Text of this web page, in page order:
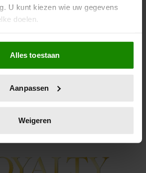
U kunt kiezen wie uw gegevens
doelen.
we ook graag:
over uw geografische
paar meter nauwkeurig kan zijn
eigenschappen (fingerprinting)
voorkeuren in het
om content en advertenties te
Alles toestaan
Aanpassen
Weigeren